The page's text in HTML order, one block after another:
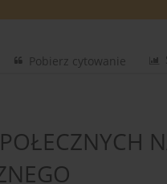
Pobierz cytowanie